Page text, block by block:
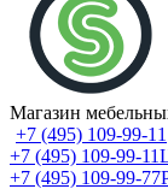
Магазин
+7 (495) 109-99-11
+7 (495) 109-99-11
+7 (495) 109-99-77